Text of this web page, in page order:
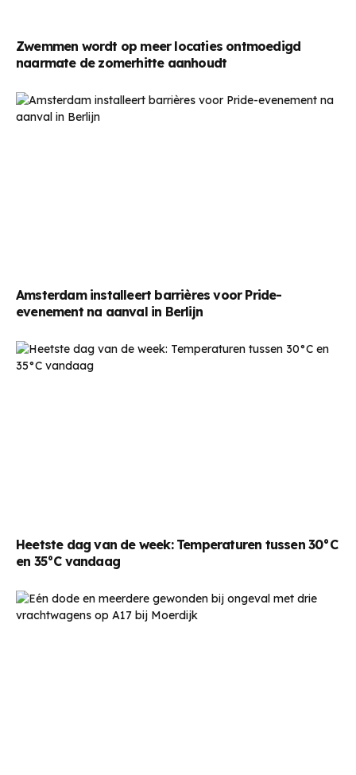
Zwemmen wordt op meer locaties ontmoedigd
naarmate de zomerhitte aanhoudt
Amsterdam installeert barrières voor Pride-
evenement na aanval in Berlijn
Heetste dag van de week: Temperaturen tussen 30°C
en 35°C vandaag